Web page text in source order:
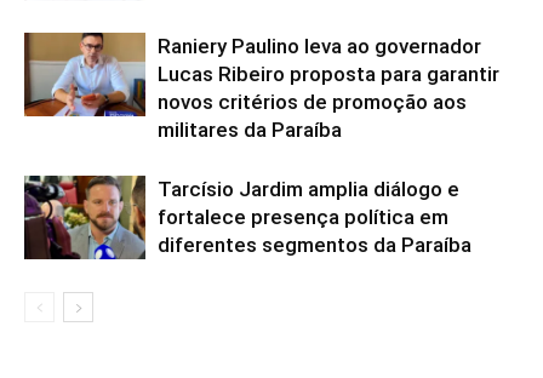
Raniery Paulino leva ao governador
Lucas Ribeiro proposta para garantir
novos critérios de promoção aos
militares da Paraíba
Tarcísio Jardim amplia diálogo e
fortalece presença política em
diferentes segmentos da Paraíba